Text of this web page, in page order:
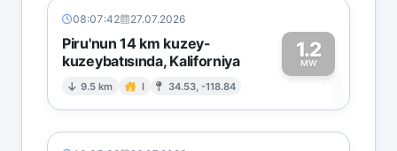
08:07:42 27.07.2026
Piru'nun 14 km kuzey-
kuzeybatısında, Kaliforniya
9.5 km I 34.53, -118.84
1.2
MW1